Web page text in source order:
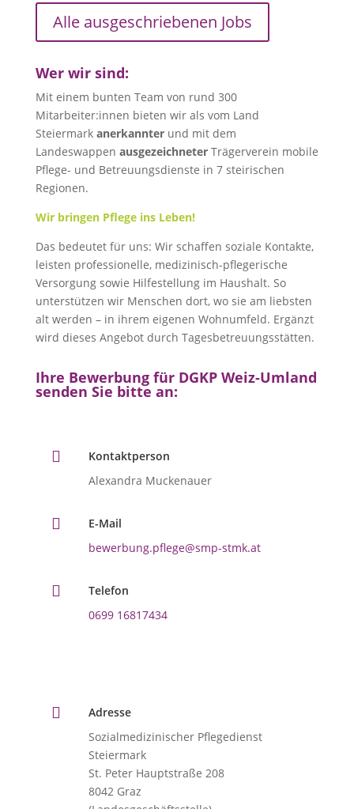
Alle ausgeschriebenen Jobs
Wer wir sind:
Mit einem bunten Team von rund 300
Mitarbeiter:innen bieten wir als vom Land
Steiermark anerkannterund mit dem
Landeswappen ausgezeichneterTrägerverein mobile
Pflege- und Betreuungsdienste in 7 steirischen
Regionen.
Wir bringen Pflege ins Leben!
Das bedeutet für uns: Wir schaffen soziale Kontakte,
leisten professionelle, medizinisch-pflegerische
Versorgung sowie Hilfestellung im Haushalt. So
unterstützen wir Menschen dort, wo sie am liebsten
alt werden – in ihrem eigenen Wohnumfeld. Ergänzt
wird dieses Angebot durch Tagesbetreuungsstätten.
Ihre Bewerbung für DGKP Weiz-Umland
senden Sie bitte an:

Kontaktperson
Alexandra Muckenauer

E-Mail
bewerbung.pflege@smp-stmk.at

Telefon
0699 16817434

Adresse
Sozialmedizinischer Pflegedienst
Steiermark
St. Peter Hauptstraße 208
8042 Graz